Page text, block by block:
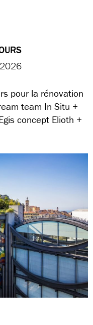
pour la rénovation
team In Situ +
concept Elioth +